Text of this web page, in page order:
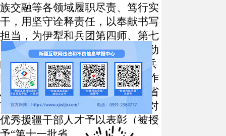
族交融等各领域履职尽责、笃行实
干，用坚守诠释责任，以奉献书写
担当，为伊犁和兵团第四师、第七
师经济社会高质量发展注入了强劲
的“苏”式动能。近日，自治区和兵
团分别举行第十一批省市援疆工作
总结表彰大会，会上对第十一批省
市援疆工作先进集体予以表扬，对
优秀援疆干部人才予以表彰（被授